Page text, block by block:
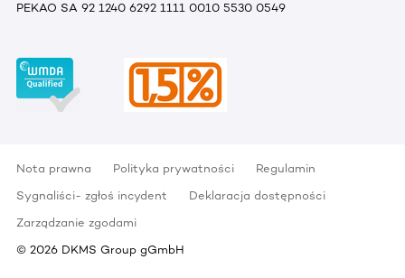
PEKAO SA 92 1240 6292 1111 0010 5530 0549
Nota prawna Polityka prywatności
Regulamin
Sygnaliści- zgłoś incydent
Deklaracja dostępności
Zarządzanie zgodami
© 2026 DKMS Group gGmbH